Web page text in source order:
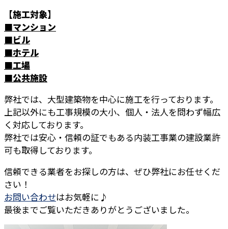
【施工対象】
■マンション
■ビル
■ホテル
■工場
■公共施設
弊社では、大型建築物を中心に施工を行っております。
上記以外にも工事規模の大小、個人・法人を問わず幅広
く対応しております。
弊社では安心・信頼の証でもある内装工事業の建設業許
可も取得しております。
信頼できる業者をお探しの方は、ぜひ弊社にお任せくだ
さい！
お問い合わせはお気軽に♪
最後までご覧いただきありがとうございました。